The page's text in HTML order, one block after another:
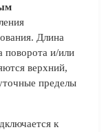
Длина
поворота и/или
верхний,
пределы
к